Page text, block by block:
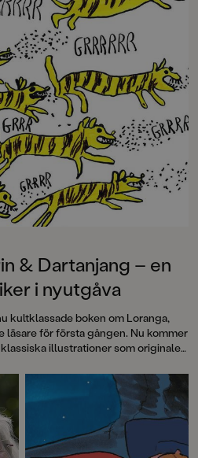
& Dartanjang – en
i nyutgåva
kultklassade boken om Loranga,
läsare för första gången. Nu kommer
illustrationer som originalet,
Lindgren som vi publicerar här.
om arbetet med att färglägga
illustrationer!